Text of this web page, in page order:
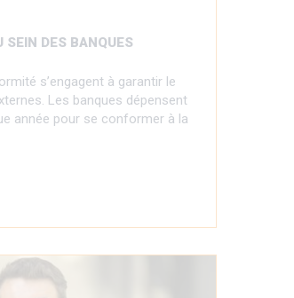
DES BANQUES
s’engagent à garantir le
Les banques dépensent
année pour se conformer à la